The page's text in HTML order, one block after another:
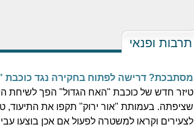
תרבות ופנאי
מסתבכת? דרישה לפתוח בחקירה נגד כוכבת
טיזר חדש של כוכבת "האח הגדול" הפך לשיחת
שציפתה. בעמותת "אור ירוק" תקפו את התיעוד,
לצעירים וקראו למשטרה לפעול אם אכן בוצעו